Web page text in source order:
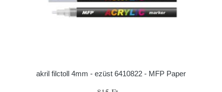
akril filctoll 4mm - ezüst 6410822 - MFP Paper